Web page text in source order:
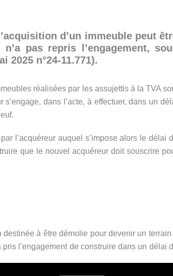
d’un immeuble peut
pas repris l’engagement,
2025 n°24-11.771).
réalisées par les assujettis à la TVA
dans l’acte, à effectuer, dans un
l’acquéreur auquel s’impose alors le délai
que le nouvel acquéreur doit souscrire
à être démolie pour devenir un terrain
l’engagement de construire dans un délai